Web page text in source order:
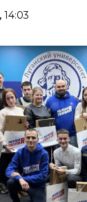
14:03